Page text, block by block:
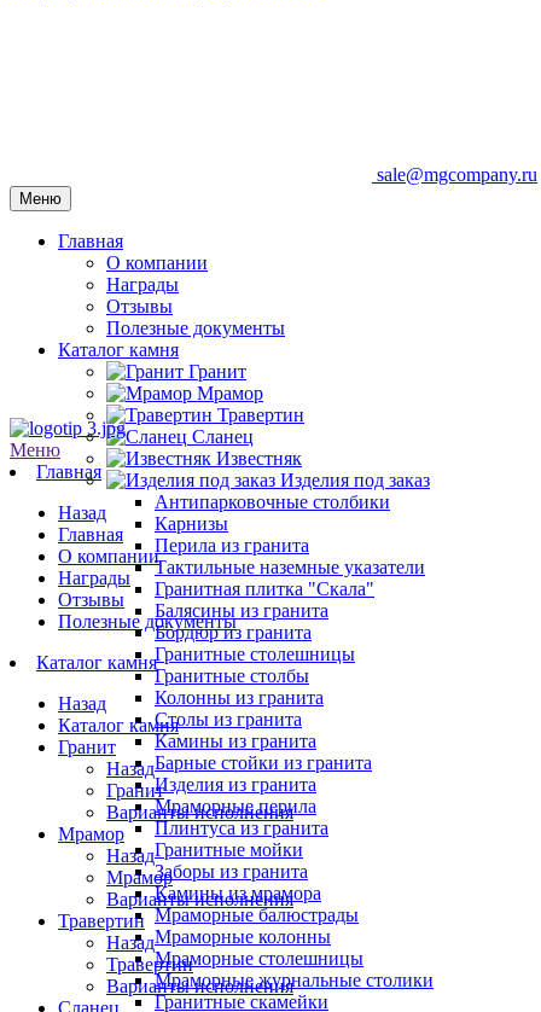
sale@mgcompany.ru
Меню
Главная
О компании
Награды
Отзывы
Полезные документы
Каталог камня
Гранит
Мрамор
Травертин
Сланец
Известняк
Изделия под заказ
Антипарковочные столбики
Карнизы
Перила из гранита
Тактильные наземные указатели
Гранитная плитка "Скала"
Балясины из гранита
Бордюр из гранита
Гранитные столешницы
Гранитные столбы
Колонны из гранита
Столы из гранита
Камины из гранита
Барные стойки из гранита
Изделия из гранита
Мраморные перила
Плинтуса из гранита
Гранитные мойки
Заборы из гранита
Камины из мрамора
Мраморные балюстрады
Мраморные колонны
Мраморные столешницы
Мраморные журнальные столики
Гранитные скамейки
Меню
Главная
Назад
Главная
О компании
Награды
Отзывы
Полезные документы
Каталог камня
Назад
Каталог камня
Гранит
Назад
Гранит
Варианты исполнения
Мрамор
Назад
Мрамор
Варианты исполнения
Травертин
Назад
Травертин
Варианты исполнения
Сланец